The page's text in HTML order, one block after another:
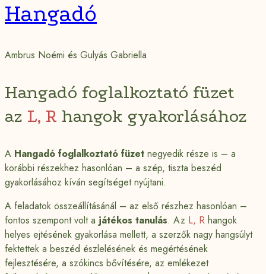
Hangadó
Ambrus Noémi és Gulyás Gabriella
Hangadó foglalkoztató füzet
az L, R hangok gyakorlásához
A Hangadó foglalkoztató füzet negyedik része is – a
korábbi részekhez hasonlóan – a szép, tiszta beszéd
gyakorlásához kíván segítséget nyújtani.
A feladatok összeállításánál – az első részhez hasonlóan –
fontos szempont volt a játékos tanulás. Az L, R hangok
helyes ejtésének gyakorlása mellett, a szerzők nagy hangsúlyt
fektettek a beszéd észlelésének és megértésének
fejlesztésére, a szókincs bővítésére, az emlékezet